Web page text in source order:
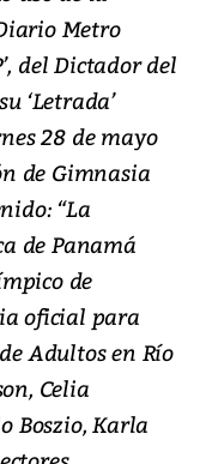
Metro
del Dictador del
‘Letrada’
28 de mayo
de Gimnasia
“La
de Panamá
de
oficial para
Adultos en Río
Celia
Boszio, Karla